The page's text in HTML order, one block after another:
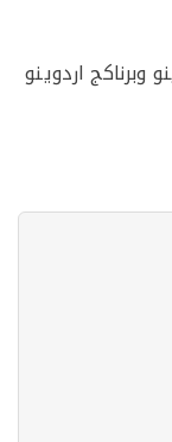
اردوينو